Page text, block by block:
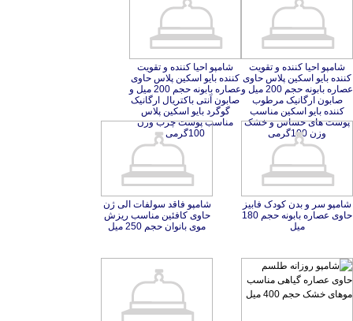
شامپو احیا کننده و تقویت
کننده بایو اسکین پلاس حاوی
عصاره بابونه حجم 200 میل و
صابون ارگانیک مرطوب
کننده بایو اسکین مناسب
پوست های حساس و خشک
وزن 100گرمی
شامپو احیا کننده و تقویت
کننده بایو اسکین پلاس حاوی
عصاره بابونه حجم 200 میل و
صابون آنتی باکتریال ارگانیک
گوگرد بایو اسکین پلاس
مناسب پوست چرب وزن
100گرمی
شامپو سر و بدن کودک فابیز
حاوی عصاره بابونه حجم 180
میل
شامپو فاقد سولفات الی ژن
حاوی کافئین مناسب ریزش
موی بانوان حجم 250 میل